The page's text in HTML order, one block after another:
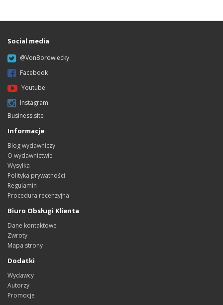
Social media
@VonBorowiecky
Facebook
Youtube
Instagram
Business.site
Informacje
Blog wydawniczy
O wydawnictwie
Wysyłka
Polityka prywatności
Regulamin
Procedura recenzyjna
Biuro Obsługi Klienta
Dane kontaktowe
Zwroty
Mapa strony
Dodatki
Wydawcy
Autorzy
Promocje